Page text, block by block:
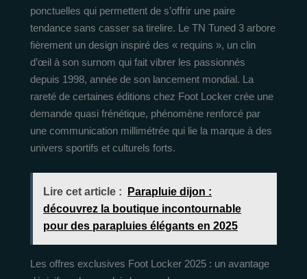
ponctuelles qui permettent de s’offrir une paire
tendance sans casser sa tirelire. Le TN Tuned 3 arbore
fièrement un design inspiré des « requins », un clin
d’œil à son surnom qui fait vibrer les passionnés
depuis 1998, année de son lancement mondial. La
rareté de certaines éditions chez Foot Locker crée une
demande quasi frénétique, phénomène renforcé par
une communication millimétrée qui lie la marque à des
univers sportifs et culturels forts.
Lire cet article :
Parapluie dijon :
découvrez la boutique incontournable
pour des parapluies élégants en 2025
Les offres exclusives Foot Locker 2025 : un avantage